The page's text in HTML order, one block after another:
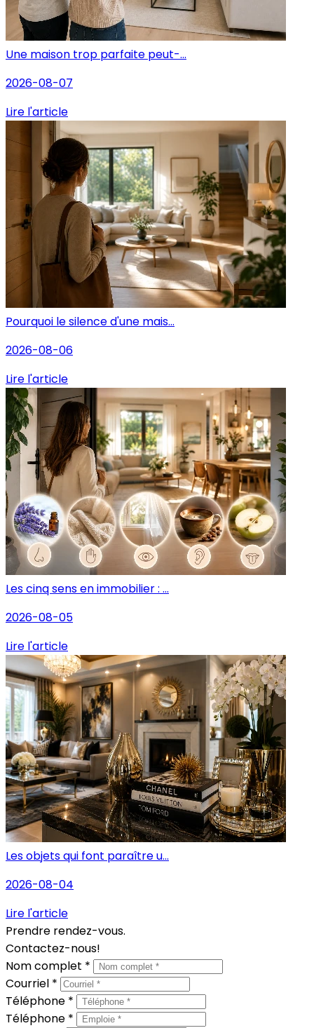
Une maison trop parfaite peut-...
2026-08-07
Lire l'article
Pourquoi le silence d'une mais...
2026-08-06
Lire l'article
Les cinq sens en immobilier : ...
2026-08-05
Lire l'article
Les objets qui font paraître u...
2026-08-04
Lire l'article
Prendre rendez-vous.
Contactez-nous!
Nom complet *
Courriel *
Téléphone *
Téléphone *